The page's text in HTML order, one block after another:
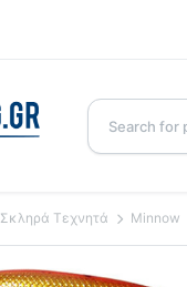
Σκληρά Τεχνητά Minnow